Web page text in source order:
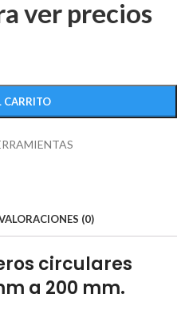
ver precios
CARRITO
(0)
circulares
a 200 mm.